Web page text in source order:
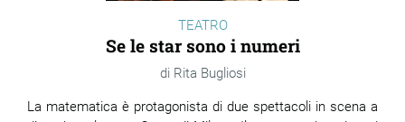
TEATRO
Se le star sono i numeri
Rita Bugliosi
La matematica è protagonista di due spettacoli in scena a